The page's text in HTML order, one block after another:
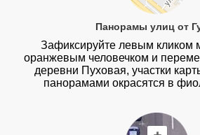
Панорамы улиц от
Зафиксируйте левым кликом
оранжевым человечком и
деревни Пуховая, участки
панорамами окрасятся в